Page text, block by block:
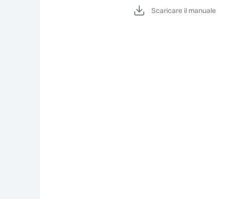
Scaricare il manuale